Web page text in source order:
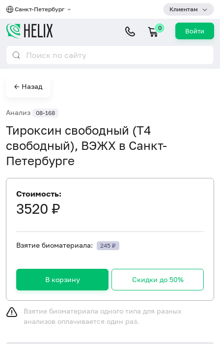
Санкт-Петербург Клиентам
0 Войти
← Назад
Анализ 08-168
Тироксин свободный (Т4
свободный), ВЭЖХ в Санкт-
Петербурге
Стоимость:
3520 ₽
Взятие биоматериала: 245 ₽
В корзину Скидки до 50%
Взятие биоматериала одного типа для разных
анализов оплачивается один раз.